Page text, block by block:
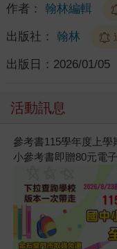
作者： 翰林編輯
出版社： 翰林
出版日： 2026/01/05
活動訊息
參考書115學年度上學
小參考書即贈80元電子